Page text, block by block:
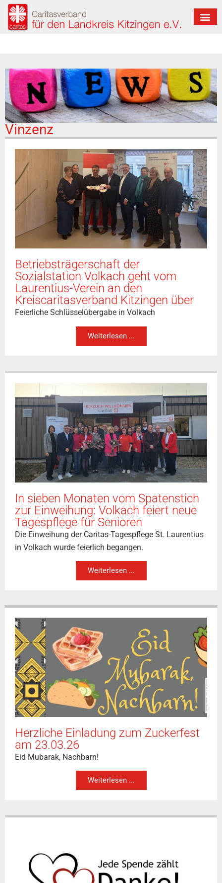
Vinzenz
Betriebsträgerschaft der
Sozialstation Volkach geht vom
Laurentius-Verein an den
Kreiscaritasverband Kitzingen über
Feierliche Schlüsselübergabe in Volkach
Weiterlesen ...
In sieben Monaten vom Spatenstich
zur Einweihung: Volkach feiert neue
Tagespflege für Senioren
Die Einweihung der Caritas-Tagespflege St. Laurentius
in Volkach wurde feierlich begangen.
Weiterlesen ...
Herzliche Einladung zum Zuckerfest
am 23.03.26
Eid Mubarak, Nachbarn!
Weiterlesen ...